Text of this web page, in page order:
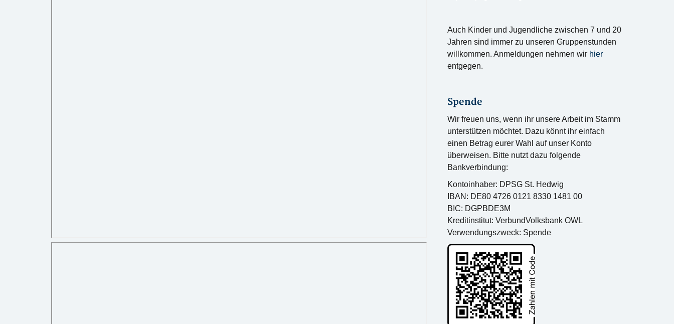
Auch Kinder und Jugendliche zwischen 7 und 20
Jahren sind immer zu unseren Gruppenstunden
willkommen. Anmeldungen nehmen wir hier
entgegen.
Spende
Wir freuen uns, wenn ihr unsere Arbeit im Stamm
unterstützen möchtet. Dazu könnt ihr einfach
einen Betrag eurer Wahl auf unser Konto
überweisen. Bitte nutzt dazu folgende
Bankverbindung:
Kontoinhaber: DPSG St. Hedwig
IBAN: DE80 4726 0121 8330 1481 00
BIC: DGPBDE3M
Kreditinstitut: VerbundVolksbank OWL
Verwendungszweck: Spende